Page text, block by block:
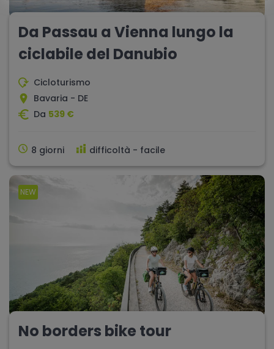
Da Passau a Vienna lungo la
ciclabile del Danubio
Cicloturismo
Bavaria - DE
Da 539 €
8 giorni difficoltà - facile
NEW
No borders bike tour